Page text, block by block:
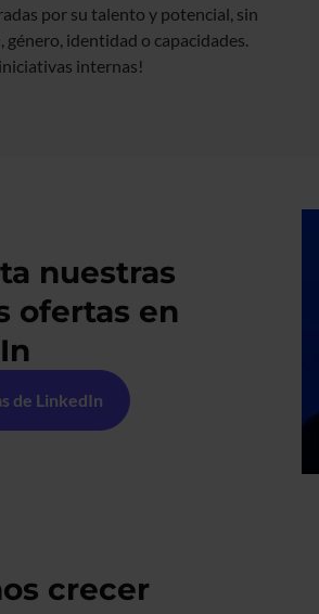
por su talento y potencial, sin
identidad o capacidades.
internas!
nuestras
ofertas en
de LinkedIn
crecer